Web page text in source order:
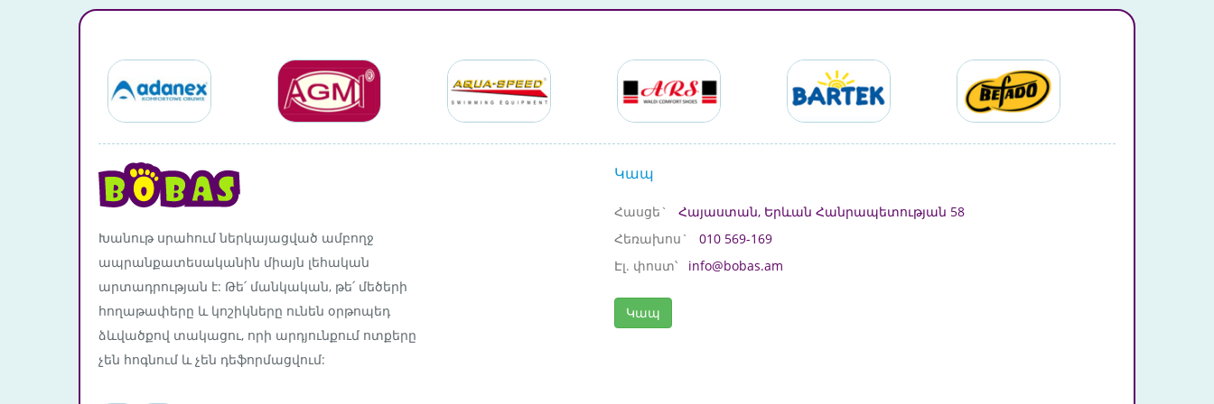
Խանութ սրահում ներկայացված ամբողջ
ապրանքատեսականին միայն լեհական
արտադրության է: Թե՛ մանկական, թե՛ մեծերի
հողաթափերը և կոշիկները ունեն օրթոպեդ
ձևվածքով տակացու, որի արդյունքում ոտքերը
չեն հոգնում և չեն դեֆորմացվում:
Կապ
Հասցե`
Հայաստան, Երևան Հանրապետության 58
Հեռախոս`
010 569-169
Էլ. փոստ՝
info@bobas.am
Կապ